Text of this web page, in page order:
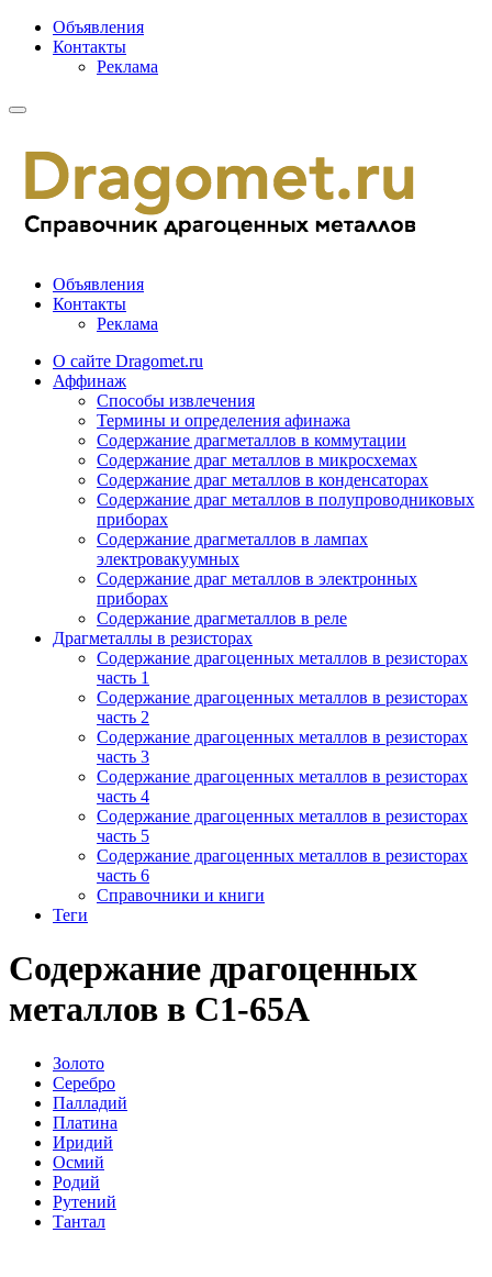
Объявления
Контакты
Реклама
Объявления
Контакты
Реклама
О сайте Dragomet.ru
Аффинаж
Способы извлечения
Термины и определения афинажа
Содержание драгметаллов в коммутации
Содержание драг металлов в микросхемах
Содержание драг металлов в конденсаторах
Содержание драг металлов в полупроводниковых
приборах
Содержание драгметаллов в лампах
электровакуумных
Содержание драг металлов в электронных
приборах
Содержание драгметаллов в реле
Драгметаллы в резисторах
Содержание драгоценных металлов в резисторах
часть 1
Содержание драгоценных металлов в резисторах
часть 2
Содержание драгоценных металлов в резисторах
часть 3
Содержание драгоценных металлов в резисторах
часть 4
Содержание драгоценных металлов в резисторах
часть 5
Содержание драгоценных металлов в резисторах
часть 6
Справочники и книги
Теги
Содержание драгоценных
металлов в С1-65А
Золото
Серебро
Палладий
Платина
Иридий
Осмий
Родий
Рутений
Тантал